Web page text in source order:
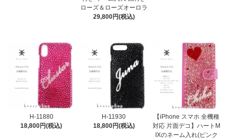
ローズ＆ローズオーロラ
29,800円(税込)
H-11880
18,800円(税込)
H-11930
18,800円(税込)
【iPhone スマホ 全機種
対応 片面デコ】ハートM
IXのネーム入れ(ピンク